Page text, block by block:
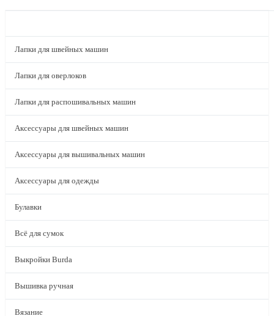
Лапки для швейных машин
Лапки для оверлоков
Лапки для распошивальных машин
Аксессуары для швейных машин
Аксессуары для вышивальных машин
Аксессуары для одежды
Булавки
Всё для сумок
Выкройки Burda
Вышивка ручная
Вязание